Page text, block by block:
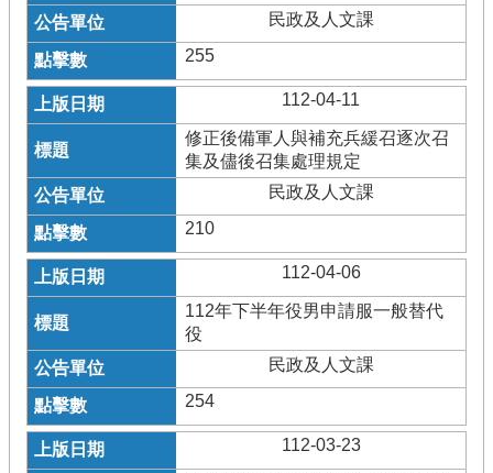
民政及人文課
255
112-04-11
修正後備軍人與補充兵緩召逐次召
集及儘後召集處理規定
民政及人文課
210
112-04-06
112年下半年役男申請服一般替代
役
民政及人文課
254
112-03-23